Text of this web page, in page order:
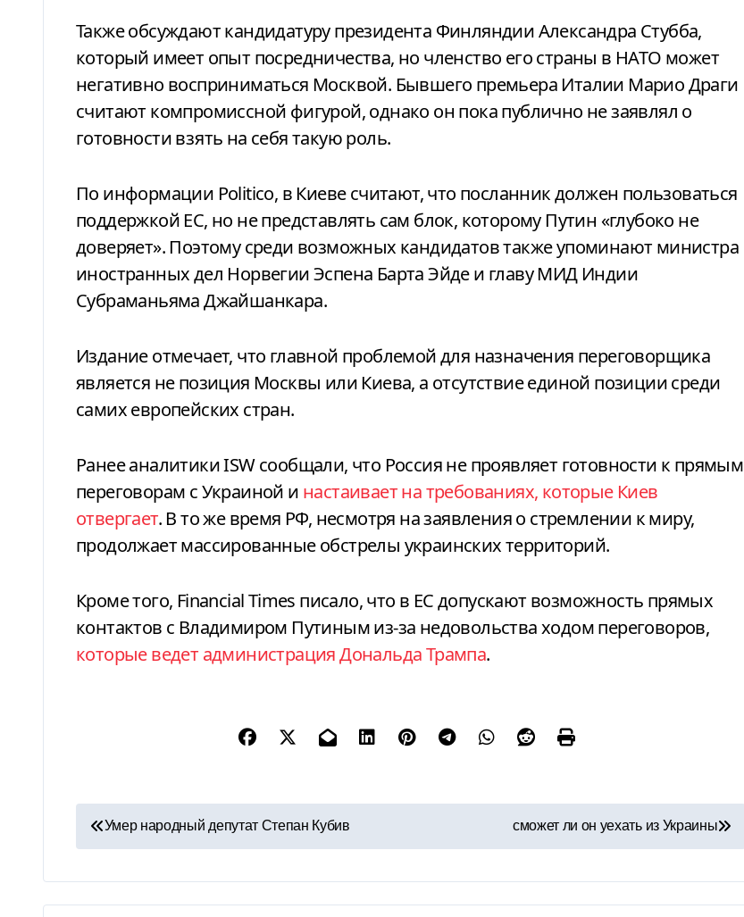
Также обсуждают кандидатуру президента Финляндии Александра Стубба,
который имеет опыт посредничества, но членство его страны в НАТО может
негативно восприниматься Москвой. Бывшего премьера Италии Марио Драги
считают компромиссной фигурой, однако он пока публично не заявлял о
готовности взять на себя такую роль.
По информации Politico, в Киеве считают, что посланник должен пользоваться
поддержкой ЕС, но не представлять сам блок, которому Путин «глубоко не
доверяет». Поэтому среди возможных кандидатов также упоминают министра
иностранных дел Норвегии Эспена Барта Эйде и главу МИД Индии
Субраманьяма Джайшанкара.
Издание отмечает, что главной проблемой для назначения переговорщика
является не позиция Москвы или Киева, а отсутствие единой позиции среди
самих европейских стран.
Ранее аналитики ISW сообщали, что Россия не проявляет готовности к прямым
переговорам с Украиной и настаивает на требованиях, которые Киев
отвергает. В то же время РФ, несмотря на заявления о стремлении к миру,
продолжает массированные обстрелы украинских территорий.
Кроме того, Financial Times писало, что в ЕС допускают возможность прямых
контактов с Владимиром Путиным из-за недовольства ходом переговоров,
которые ведет администрация Дональда Трампа.
Н
а
в
Умер народный депутат Степан Кубив сможет ли он уехать из Украины